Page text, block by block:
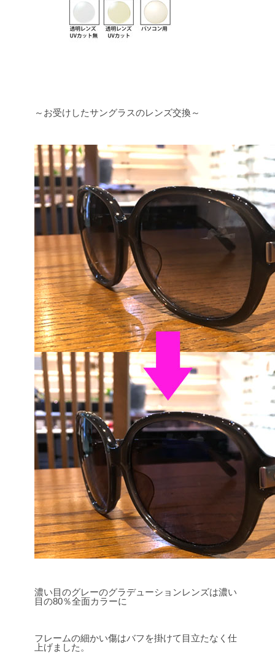
～お受けしたサングラスのレンズ交換～
濃い目のグレーのグラデューションレンズは濃い
目の80％全面カラーに
フレームの細かい傷はバフを掛けて目立たなく仕
上げました。